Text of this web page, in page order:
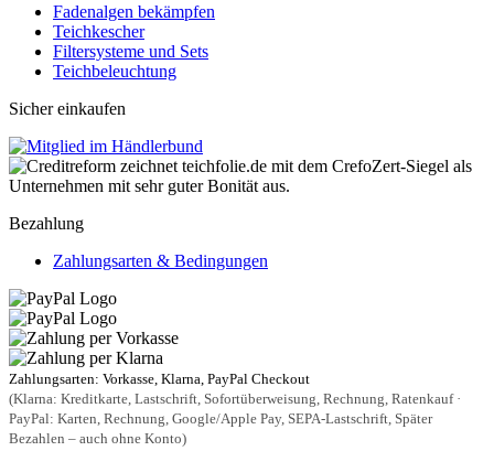
Fadenalgen bekämpfen
Teichkescher
Filtersysteme und Sets
Teichbeleuchtung
Sicher einkaufen
Bezahlung
Zahlungsarten & Bedingungen
Zahlungsarten: Vorkasse, Klarna, PayPal Checkout
(Klarna: Kreditkarte, Lastschrift, Sofortüberweisung, Rechnung, Ratenkauf ·
PayPal: Karten, Rechnung, Google/Apple Pay, SEPA-Lastschrift, Später
Bezahlen – auch ohne Konto)